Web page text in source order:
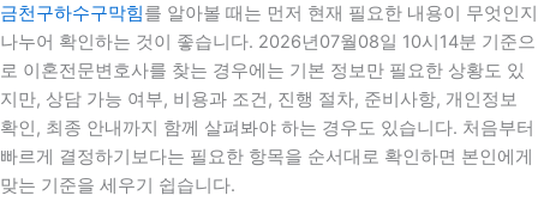
금천구하수구막힘를 알아볼 때는 먼저 현재 필요한 내용이 무엇인지
나누어 확인하는 것이 좋습니다. 2026년07월08일 10시14분 기준으
로 이혼전문변호사를 찾는 경우에는 기본 정보만 필요한 상황도 있
지만, 상담 가능 여부, 비용과 조건, 진행 절차, 준비사항, 개인정보
확인, 최종 안내까지 함께 살펴봐야 하는 경우도 있습니다. 처음부터
빠르게 결정하기보다는 필요한 항목을 순서대로 확인하면 본인에게
맞는 기준을 세우기 쉽습니다.